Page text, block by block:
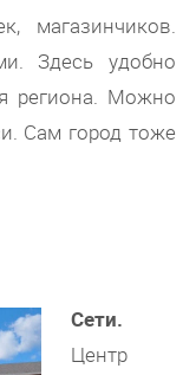
магазинчиков.
Здесь удобно
региона. Можно
Сам город тоже
Сети.
Центр